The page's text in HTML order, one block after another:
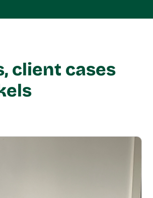
client cases